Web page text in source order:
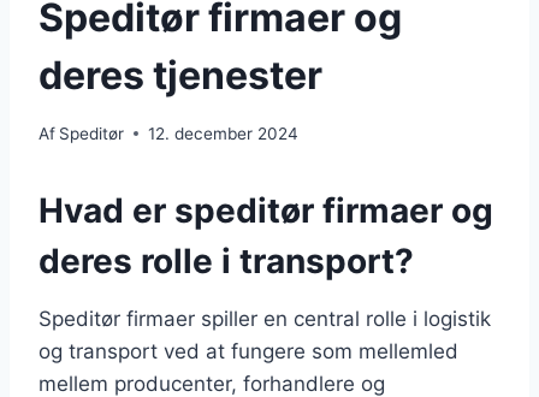
Speditør firmaer og
deres tjenester
Af Speditør 12. december 2024
Hvad er speditør firmaer og
deres rolle i transport?
Speditør firmaer spiller en central rolle i logistik
og transport ved at fungere som mellemled
mellem producenter, forhandlere og